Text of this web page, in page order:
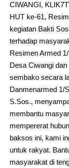
CIWANGI,
HUT ke-61,
kegiatan Bakti
terhadap
Resimen Armed
Desa Ciwangi
sembako secara
Danmenarmed 1/
S.Sos.,
membantu
mempererat
baksos ini, kami
untuk rakyat.
masyarakat di